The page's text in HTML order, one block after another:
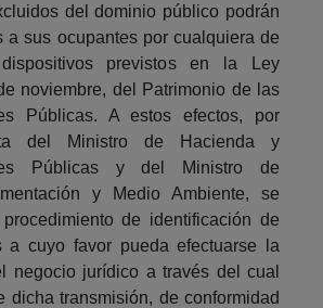
del dominio público podrán
a sus ocupantes por cualquiera de
previstos en la Ley
noviembre, del Patrimonio de las
Públicas. A estos efectos, por
del Ministro de Hacienda y
Públicas y del Ministro de
y Medio Ambiente, se
de identificación de
a cuyo favor pueda efectuarse la
negocio jurídico a través del cual
dicha transmisión, de conformidad